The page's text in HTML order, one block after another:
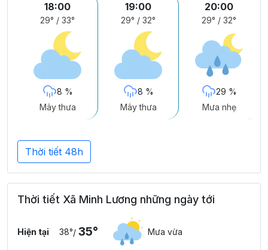
18:00
29° / 33°
8 %
Mây thưa
19:00
29° / 32°
8 %
Mây thưa
20:00
29° / 32°
29 %
Mưa nhẹ
Thời tiết 48h
Thời tiết Xã Minh Lương những ngày tới
Hiện tại 38°/ 35° Mưa vừa